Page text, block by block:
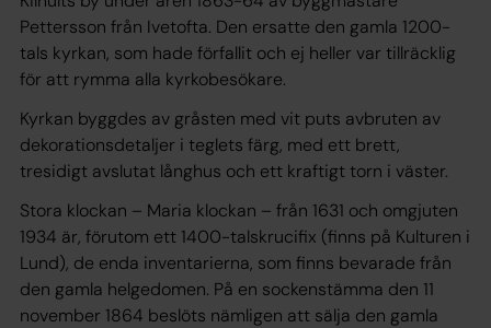
Pettersson från Ivetofta. Den ersatte den gamla 1200-
tals kyrkan, som hade förfallit och ej heller var tillräcklig
för att rymma alla kyrkobesökare.
Kyrkan byggdes av gråsten med vit puts avbruten av
dekorationsdetaljer i teglets färg, med ett brett,
tresidigt avslutat långhus och ett kraftigt torn i väster.
Stora klockan – Maria klockan – från 1631 och omgjuten
1934 är, förutom ett 1400-talskrucifix (finns på Kulturen i
Lund), de enda inventarierna, som finns bevarade från
den gamla helgedomen. På en sockenstämma den 11
november 1864 beslöts nämligen att sälja den gamla